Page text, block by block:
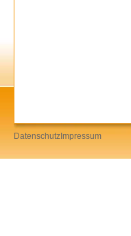
Datenschutz Impressum